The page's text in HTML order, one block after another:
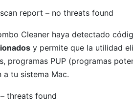
Cleaner haya detectado
y permite que la utilidad
programas PUP (programas
a tu sistema Mac.